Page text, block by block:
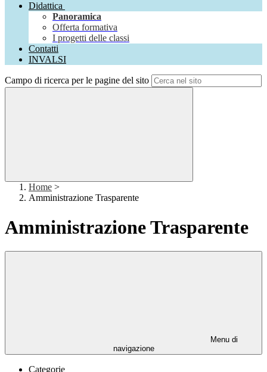
Didattica
Panoramica
Offerta formativa
I progetti delle classi
Contatti
INVALSI
Campo di ricerca per le pagine del sito
Home >
Amministrazione Trasparente
Amministrazione Trasparente
Menu di
navigazione
Categorie